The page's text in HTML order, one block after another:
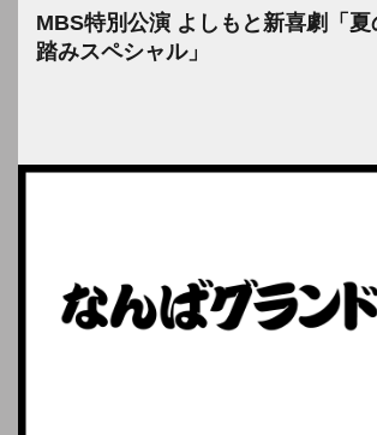
MBS特別公演 よしもと新喜劇「
踏みスペシャル」